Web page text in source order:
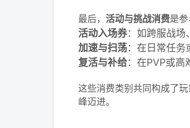
最后， 活动与挑战消费是
活动入场券：如跨服战场
加速与扫荡：在日常任务
复活与补给：在PVP或高
这些消费类别共同构成了
峰迈进。